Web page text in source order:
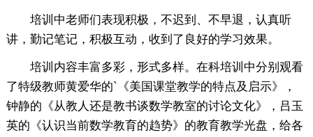
培训中老师们表现积极，不迟到、不早退，认真听
讲，勤记笔记，积极互动，收到了良好的学习效果。
培训内容丰富多彩，形式多样。在科培训中分别观看
了特级教师黄爱华的`《美国课堂教学的特点及启示》，
钟静的《从教人还是教书谈数学教室的讨论文化》，吕玉
英的《认识当前数学教育的趋势》的教育教学光盘，给各